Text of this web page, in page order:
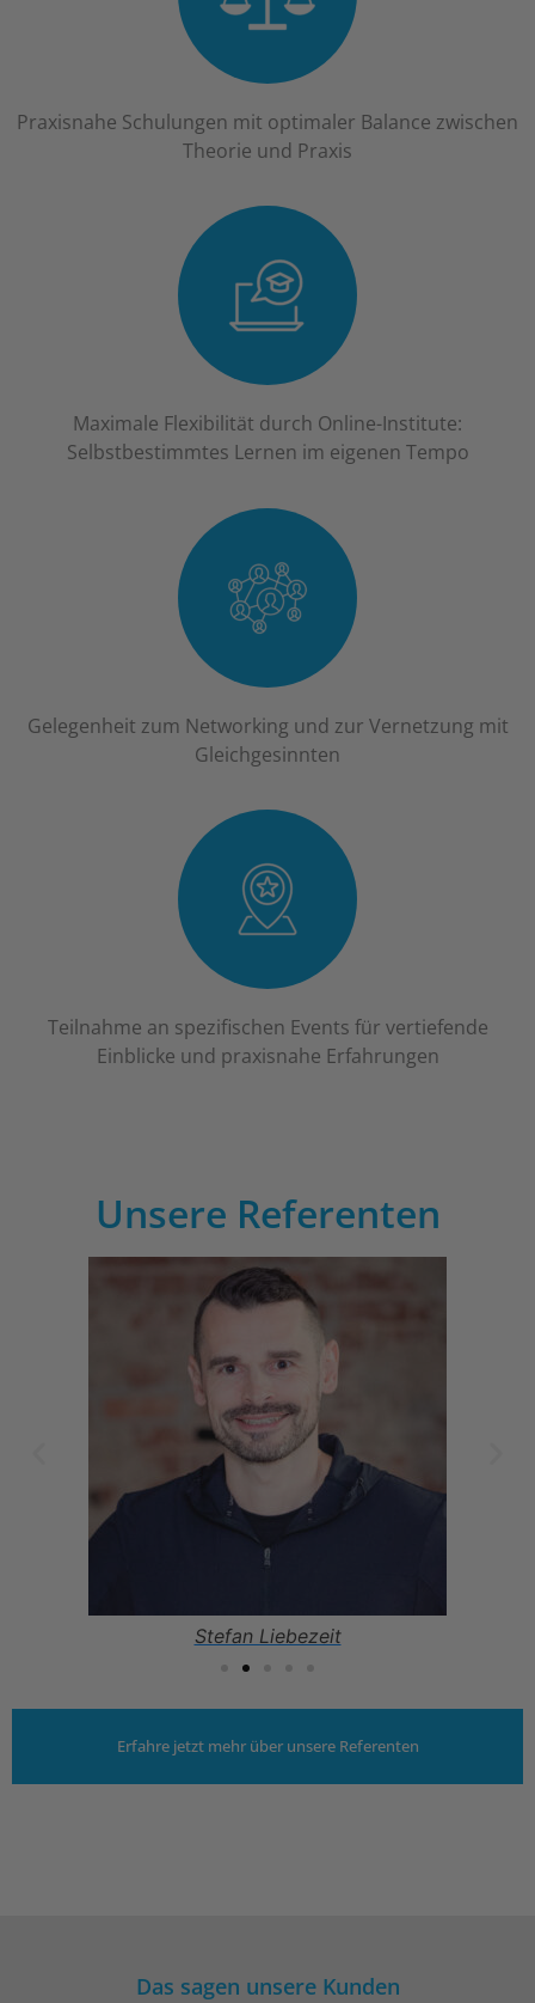
Praxisnahe Schulungen mit optimaler Balance zwischen
Theorie und Praxis
Maximale Flexibilität durch Online-Institute:
Selbstbestimmtes Lernen im eigenen Tempo
Gelegenheit zum Networking und zur Vernetzung mit
Gleichgesinnten
Teilnahme an spezifischen Events für vertiefende
Einblicke und praxisnahe Erfahrungen
Unsere Referenten
Stefan Liebezeit
Erfahre jetzt mehr über unsere Referenten
Das sagen unsere Kunden